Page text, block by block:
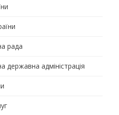
рада
державна адміністрація